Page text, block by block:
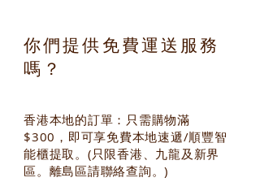
你們提供免費運送服務
嗎？
香港本地的訂單：只需購物滿
$300，即可享免費本地速遞/順豐智
能櫃提取。(只限香港、九龍及新界
區。離島區請聯絡查詢。)